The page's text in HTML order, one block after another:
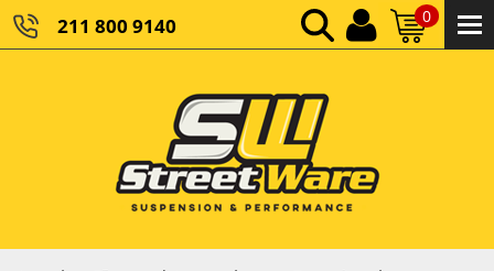
211 800 9140 0
ΚΑΘΑΡΌ ΣΎΝΟΛΟ:
ΤΕΛΙΚΌ ΣΎΝΟΛΟ:0,00 €